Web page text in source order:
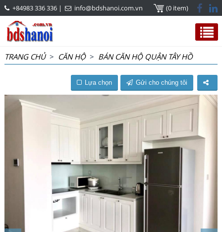
+84983 336 336| info@bdshanoi.com.vn (0 item)
TRANG CHỦ> CĂN HỘ> BÁN CĂN HỘ QUẬN TÂY HỒ
Lựa chọn Gửi cho chúng tôi